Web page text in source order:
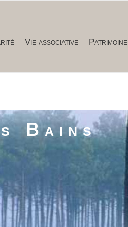
Vie associative Patrimoine
Bains